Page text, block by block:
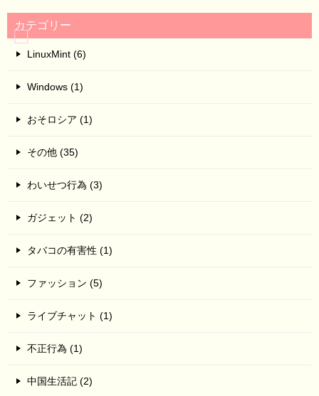
カテゴリー
LinuxMint (6)
Windows (1)
おそロシア (1)
その他 (35)
わいせつ行為 (3)
ガジェット (2)
タバコの有害性 (1)
ファッション (5)
ライブチャット (1)
不正行為 (1)
中国生活記 (2)